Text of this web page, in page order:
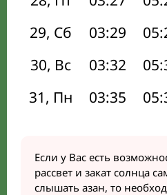
29, Сб
03:29
30, Вс
03:32
31, Пн
03:35
Если у Вас есть
рассвет и закат солнца
слышать азан, то